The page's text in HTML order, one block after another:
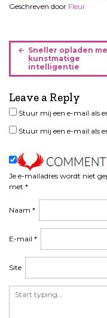
Geschreven door Fleur
B
r
c
h
t
v
i
g
a
e
Sneller opladen
kunstmatige
intelligentie
Leave a Reply
Je e-mailadres wordt niet
met *
Naam *
E-mail *
Site
Stuur mij een e-mail als
Stuur mij een e-mail als